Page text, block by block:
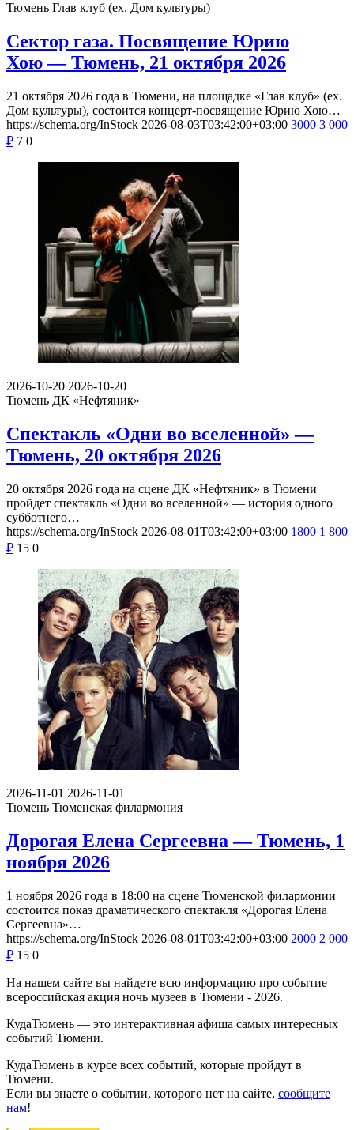
Тюмень Глав клуб (ex. Дом культуры)
Сектор газа. Посвящение Юрию
Хою — Тюмень, 21 октября 2026
21 октября 2026 года в Тюмени, на площадке «Глав клуб» (ex.
Дом культуры), состоится концерт-посвящение Юрию Хою…
https://schema.org/InStock 2026-08-03T03:42:00+03:00 3000 3 000
₽ 7 0
2026-10-20 2026-10-20
Тюмень ДК «Нефтяник»
Спектакль «Одни во вселенной» —
Тюмень, 20 октября 2026
20 октября 2026 года на сцене ДК «Нефтяник» в Тюмени
пройдет спектакль «Одни во вселенной» — история одного
субботнего…
https://schema.org/InStock 2026-08-01T03:42:00+03:00 1800 1 800
₽ 15 0
2026-11-01 2026-11-01
Тюмень Тюменская филармония
Дорогая Елена Сергеевна — Тюмень, 1
ноября 2026
1 ноября 2026 года в 18:00 на сцене Тюменской филармонии
состоится показ драматического спектакля «Дорогая Елена
Сергеевна»…
https://schema.org/InStock 2026-08-01T03:42:00+03:00 2000 2 000
₽ 15 0
На нашем сайте вы найдете всю информацию про событие
всероссийская акция ночь музеев в Тюмени - 2026.
КудаТюмень — это интерактивная афиша самых интересных
событий Тюмени.
КудаТюмень в курсе всех событий, которые пройдут в
Тюмени.
Если вы знаете о событии, которого нет на сайте, сообщите
нам!